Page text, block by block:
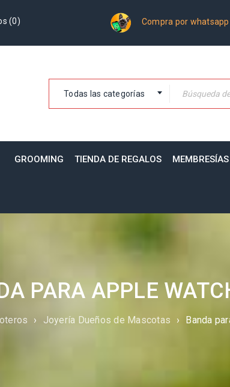
Compra por whatsapp
(0)
Todas las categorías
GROOMING TIENDA DE REGALOS MEMBRESÍAS
PARA APPLE
› Joyería Dueños de Mascotas › Banda